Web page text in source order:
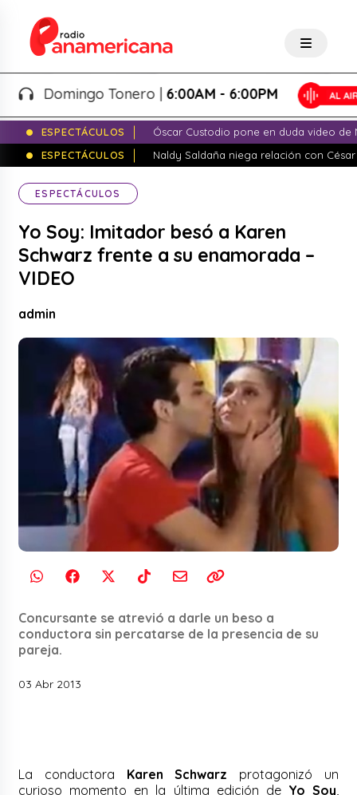
Domingo Tonero |6:00AM - 6:00PM
ESPECTÁCULOS
Óscar Custodio pone en duda video de
ESPECTÁCULOS
Naldy Saldaña niega relación con
ESPECTÁCULOS
Yo Soy: Imitador besó a Karen
Schwarz frente a su enamorada –
VIDEO
admin
Concursante se atrevió a darle un beso a
conductora sin percatarse de la presencia de su
pareja.
03 Abr 2013
La conductora Karen Schwarz protagonizó un
curioso momento en la última edición de Yo Soy,